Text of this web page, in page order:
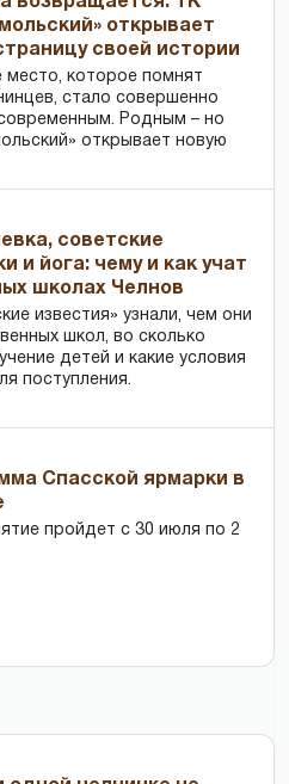
открывает
своей истории
место, которое помнят
стало совершенно
Родным – но
открывает новую
советские
и йога: чему и как учат
школах Челнов
известия» узнали, чем они
школ, во сколько
детей и какие условия
поступления.
Спасской ярмарки в
пройдет с 30 июля по 2